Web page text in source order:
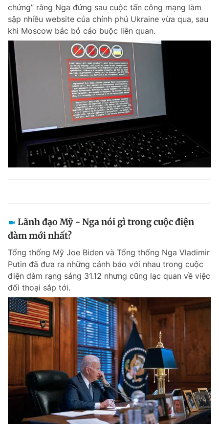
chứng” rằng Nga đứng sau cuộc tấn công mạng làm
sập nhiều website của chính phủ Ukraine vừa qua, sau
khi Moscow bác bỏ cáo buộc liên quan.
Lãnh đạo Mỹ - Nga nói gì trong cuộc điện
đàm mới nhất?
Tổng thống Mỹ Joe Biden và Tổng thống Nga Vladimir
Putin đã đưa ra những cảnh báo với nhau trong cuộc
điện đàm rạng sáng 31.12 nhưng cũng lạc quan về việc
đối thoại sắp tới.